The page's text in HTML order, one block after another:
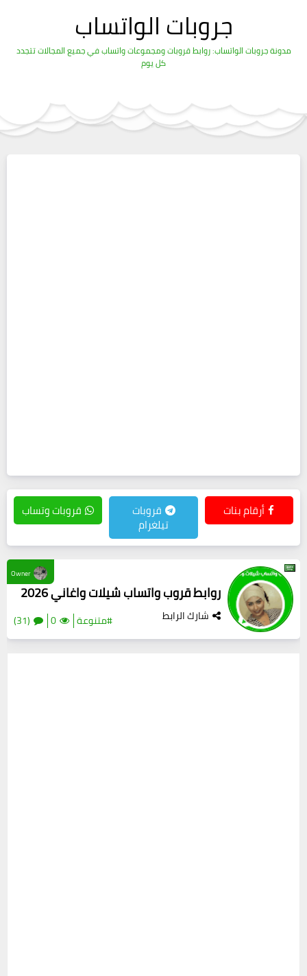
جروبات الواتساب
مدونة جروبات الواتساب: روابط قروبات ومجموعات واتساب في جميع المجالات تتجدد
كل يوم
أرقام بنات قروبات
تيلغرام
قروبات وتساب
روابط قروب واتساب شيلات واغاني 2026
شارك الرابط #متنوعة 0
(31)
Owner